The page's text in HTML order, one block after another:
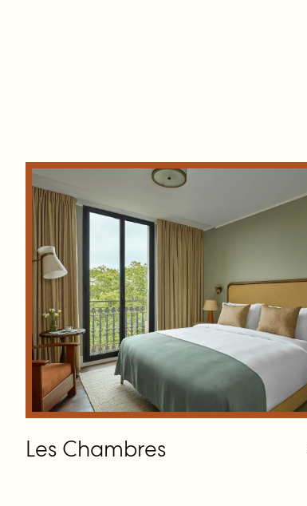
Les Chambres